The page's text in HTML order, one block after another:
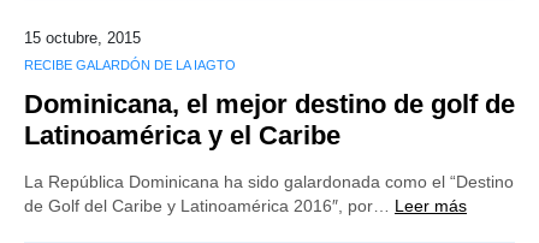
15 octubre, 2015
RECIBE GALARDÓN DE LA IAGTO
Dominicana, el mejor destino de golf de
Latinoamérica y el Caribe
La República Dominicana ha sido galardonada como el “Destino
de Golf del Caribe y Latinoamérica 2016″, por… Leer más